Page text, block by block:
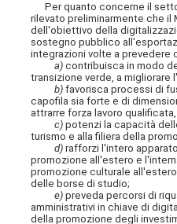
Per quanto concerne il
rilevato preliminarmente che
dell'obiettivo della
sostegno pubblico
integrazioni volte a prevedere
a) contribuisca in modo
transizione verde, a
b) favorisca processi di
capofila sia forte e di
attrarre forza lavoro
c) potenzi la capacità
turismo e alla filiera della
d) rafforzi l'intero
promozione all'estero e
promozione culturale
delle borse di studio;
e) preveda percorsi di
amministrativi in chiave di
della promozione degli